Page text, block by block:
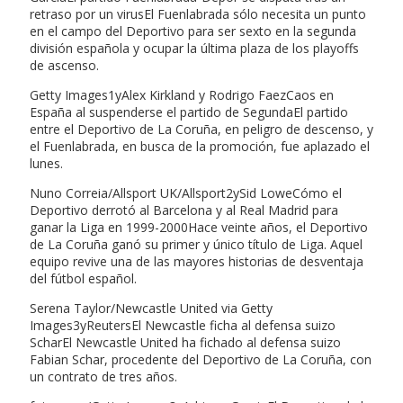
retraso por un virusEl Fuenlabrada sólo necesita un punto
en el campo del Deportivo para ser sexto en la segunda
división española y ocupar la última plaza de los playoffs
de ascenso.
Getty Images1yAlex Kirkland y Rodrigo FaezCaos en
España al suspenderse el partido de SegundaEl partido
entre el Deportivo de La Coruña, en peligro de descenso, y
el Fuenlabrada, en busca de la promoción, fue aplazado el
lunes.
Nuno Correia/Allsport UK/Allsport2ySid LoweCómo el
Deportivo derrotó al Barcelona y al Real Madrid para
ganar la Liga en 1999-2000Hace veinte años, el Deportivo
de La Coruña ganó su primer y único título de Liga. Aquel
equipo revive una de las mayores historias de desventaja
del fútbol español.
Serena Taylor/Newcastle United via Getty
Images3yReutersEl Newcastle ficha al defensa suizo
ScharEl Newcastle United ha fichado al defensa suizo
Fabian Schar, procedente del Deportivo de La Coruña, con
un contrato de tres años.